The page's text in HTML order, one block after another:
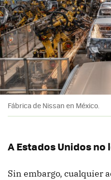
Fábrica de Nissan en México.
A Estados Unidos no
Sin embargo, cualquier